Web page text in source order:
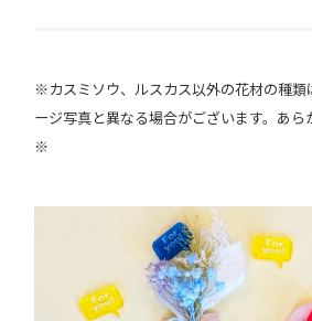
※カスミソウ、ルスカス以外の花材の種類
ージ写真と異なる場合がございます。あら
※